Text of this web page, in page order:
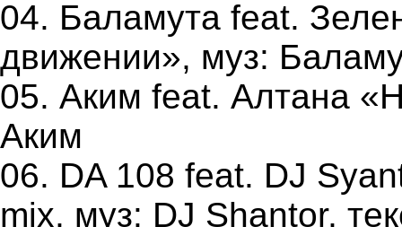
04. Баламута feat.
движении», муз:
05. Аким feat. Алтана
Аким
06. DA 108 feat. DJ
mix, муз: DJ Shantor,